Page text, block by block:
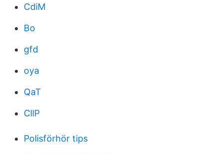
CdiM
Bo
gfd
oya
QaT
CllP
Polisförhör tips